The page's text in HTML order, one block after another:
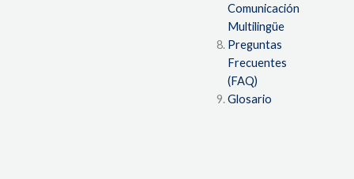
Comunicación
Multilingüe
Preguntas
Frecuentes
(FAQ)
Glosario